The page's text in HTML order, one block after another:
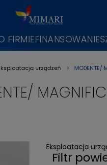
FIRMIEFINANSOWANIE
urządzeń MODENTE/
Eksploatacja
Filtr